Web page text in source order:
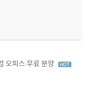
오피스 무료 분양